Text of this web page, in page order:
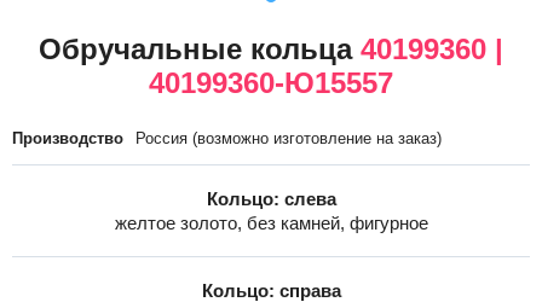
Обручальные кольца 40199360 |
40199360-Ю15557
Производство Россия (возможно изготовление на заказ)
Кольцо: слева
желтое золото, без камней, фигурное
Кольцо: справа